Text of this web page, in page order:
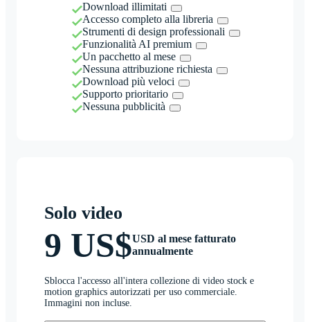
Download illimitati
Accesso completo alla libreria
Strumenti di design professionali
Funzionalità AI premium
Un pacchetto al mese
Nessuna attribuzione richiesta
Download più veloci
Supporto prioritario
Nessuna pubblicità
Solo video
9 US$USD al mese fatturato
annualmente
Sblocca l'accesso all'intera collezione di video stock e
motion graphics autorizzati per uso commerciale.
Immagini non incluse.